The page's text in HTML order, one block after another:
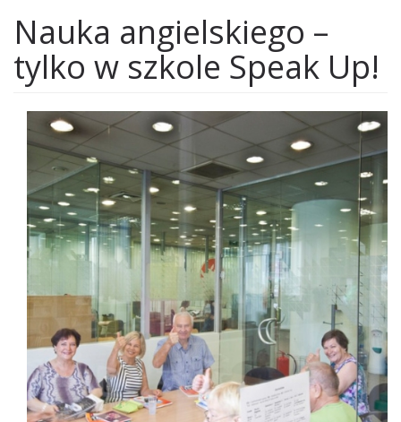
Nauka angielskiego –
tylko w szkole Speak Up!